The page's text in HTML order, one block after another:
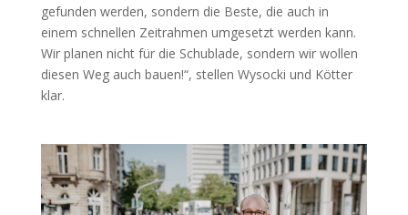
gefunden werden, sondern die Beste, die auch in
einem schnellen Zeitrahmen umgesetzt werden kann.
Wir planen nicht für die Schublade, sondern wir wollen
diesen Weg auch bauen!“, stellen Wysocki und Kötter
klar.